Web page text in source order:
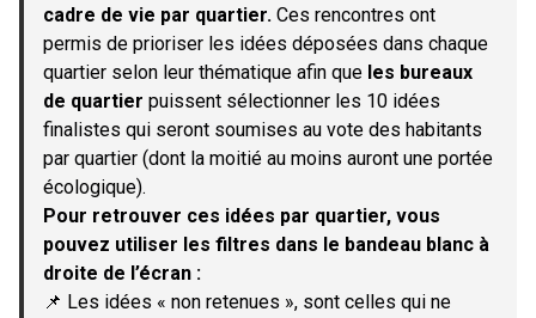
cadre de vie par quartier. Ces rencontres ont
permis de prioriser les idées déposées dans chaque
quartier selon leur thématique afin que les bureaux
de quartier puissent sélectionner les 10 idées
finalistes qui seront soumises au vote des habitants
par quartier (dont la moitié au moins auront une portée
écologique).
Pour retrouver ces idées par quartier, vous
pouvez utiliser les filtres dans le bandeau blanc à
droite de l’écran :
📌 Les idées « non retenues », sont celles qui ne